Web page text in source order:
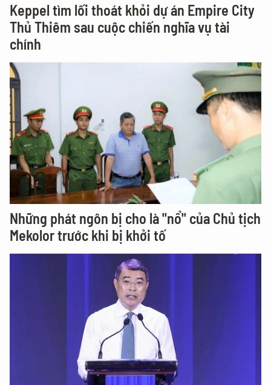
Keppel tìm lối thoát khỏi dự án Empire City
Thủ Thiêm sau cuộc chiến nghĩa vụ tài
chính
Những phát ngôn bị cho là "nổ" của Chủ tịch
Mekolor trước khi bị khởi tố